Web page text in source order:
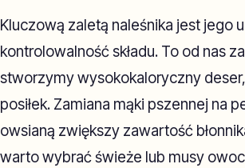
Kluczową zaletą naleśnika jest jego
kontrolowalność składu. To od nas
stworzymy wysokokaloryczny
posiłek. Zamiana mąki pszennej na
owsianą zwiększy zawartość
warto wybrać świeże lub musy